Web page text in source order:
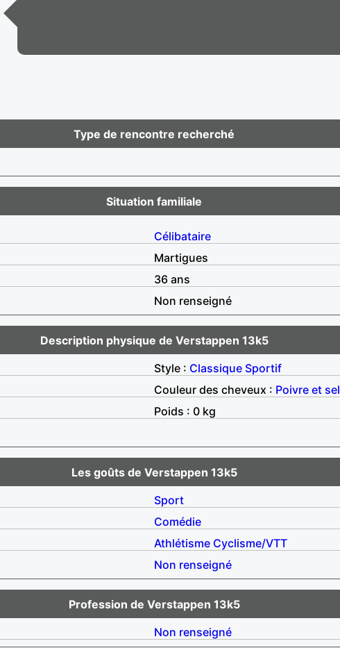
Type de rencontre recherché
Situation familiale
Célibataire
Martigues
36 ans
Non renseigné
Description physique de Verstappen 13k5
Style : Classique Sportif
Couleur des cheveux : Poivre et sel
Poids : 0 kg
Les goûts de Verstappen 13k5
Sport
Comédie
Athlétisme Cyclisme/VTT
Non renseigné
Profession de Verstappen 13k5
Non renseigné